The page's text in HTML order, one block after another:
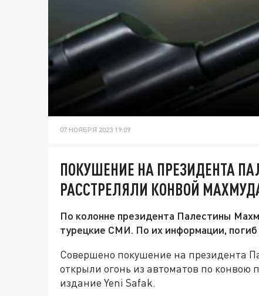
07 НОЯБРЯ 2023 19:09
ПОКУШЕНИЕ НА ПРЕЗИДЕНТА
РАССТРЕЛЯЛИ КОНВОЙ
По колонне президента Палестины
турецкие СМИ. По их информации, погиб
Совершено покушение на президента
открыли огонь из автоматов по конвою
издание Yeni Safak.